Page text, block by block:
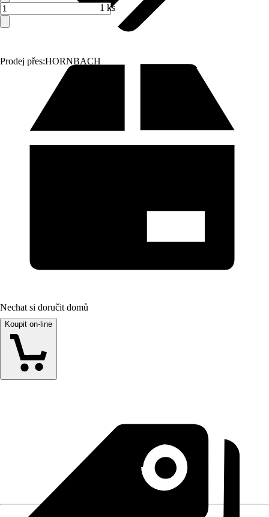
Prodej přes:HORNBACH
1 ks
Nechat si doručit domů
Koupit on-line